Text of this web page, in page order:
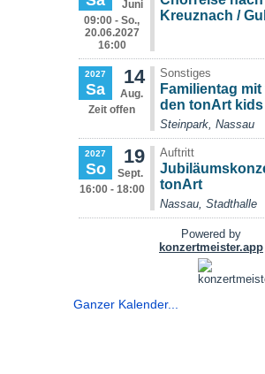
Ganzer Kalender...